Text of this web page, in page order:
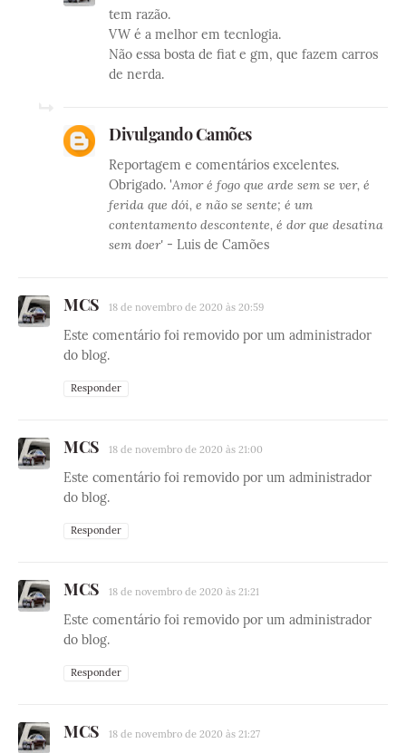
tem razão.
VW é a melhor em tecnlogia.
Não essa bosta de fiat e gm, que fazem carros
de nerda.
Divulgando Camões
Reportagem e comentários excelentes.
Obrigado. 'Amor é fogo que arde sem se ver, é
ferida que dói, e não se sente; é um
contentamento descontente, é dor que desatina
sem doer' - Luis de Camões
MCS 18 de novembro de 2020 às 20:59
Este comentário foi removido por um administrador
do blog.
Responder
MCS 18 de novembro de 2020 às 21:00
Este comentário foi removido por um administrador
do blog.
Responder
MCS 18 de novembro de 2020 às 21:21
Este comentário foi removido por um administrador
do blog.
Responder
MCS 18 de novembro de 2020 às 21:27